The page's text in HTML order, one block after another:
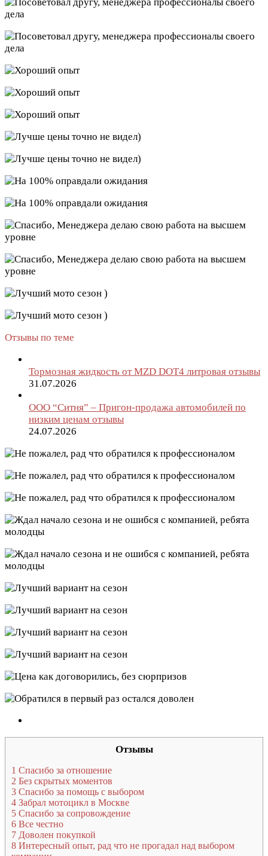
Отзывы по теме
Тормозная жидкость от MZD DOT4 литровая отзывы
31.07.2026
ООО “Ситня” – Пригон-продажа автомобилей по
низким ценам отзывы
24.07.2026
Отзывы
1 Спасибо за отношение
2 Без скрытых моментов
3 Спасибо за помощь с выбором
4 Забрал мотоцикл в Москве
5 Спасибо за сопровождение
6 Все честно
7 Доволен покупкой
8 Интересный опыт, рад что не прогадал над выбором